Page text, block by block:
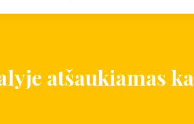
atšaukiamas